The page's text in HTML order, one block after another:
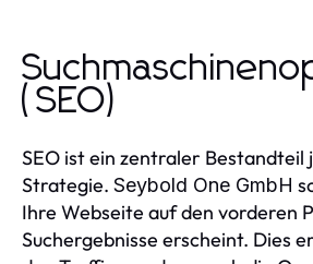
(SEO)
SEO ist ein zentraler Bestandteil
Strategie. Seybold One GmbH
Ihre Webseite auf den vorderen
Suchergebnisse erscheint. Dies